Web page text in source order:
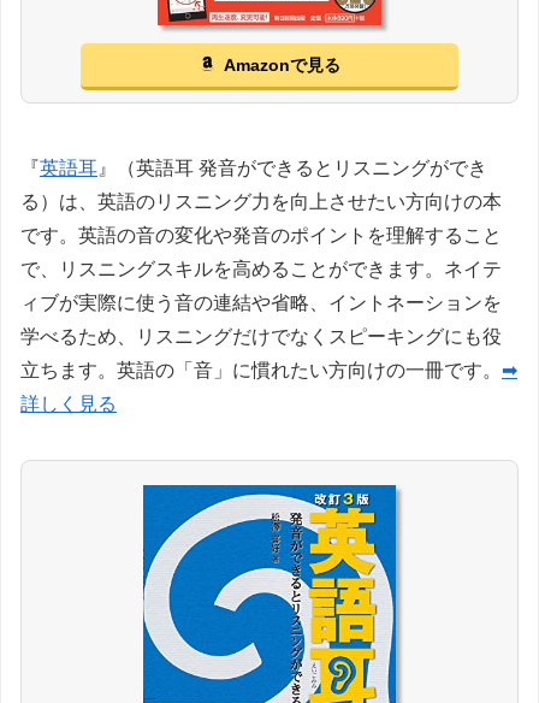
Amazonで見る
『英語耳』（英語耳 発音ができるとリスニングができ
る）は、英語のリスニング力を向上させたい方向けの本
です。英語の音の変化や発音のポイントを理解すること
で、リスニングスキルを高めることができます。ネイテ
ィブが実際に使う音の連結や省略、イントネーションを
学べるため、リスニングだけでなくスピーキングにも役
立ちます。英語の「音」に慣れたい方向けの一冊です。 ➡
詳しく見る